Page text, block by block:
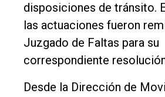
disposiciones de tránsito.
las actuaciones fueron
Juzgado de Faltas para su
correspondiente
Desde la Dirección de